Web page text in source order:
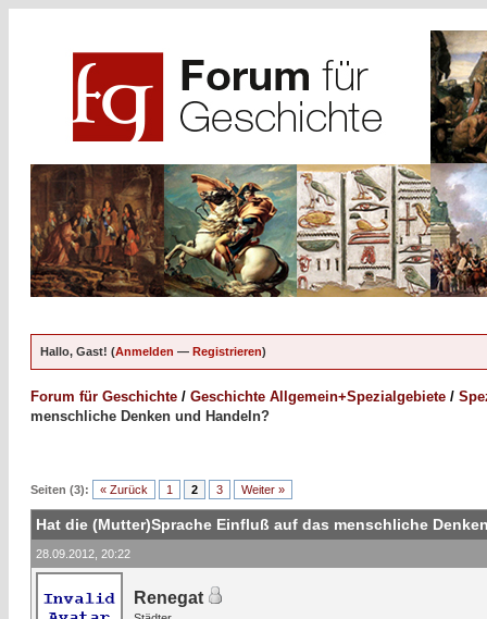
Hallo, Gast! (Anmelden — Registrieren)
Forum für Geschichte / Geschichte Allgemein+Spezialgebiete /
menschliche Denken und Handeln?
Seiten (3): « Zurück 1 2 3 Weiter »
Hat die (Mutter)Sprache Einfluß auf das menschliche
28.09.2012, 20:22
Renegat